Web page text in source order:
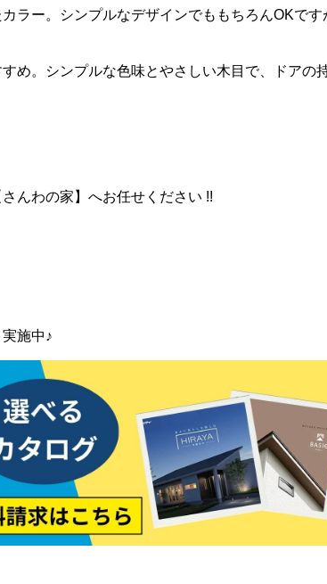
ラー。シンプルなデザインでももちろんOKで
め。シンプルな色味とやさしい木目で、ドアの
んわの家】へお任せください !!
施中♪